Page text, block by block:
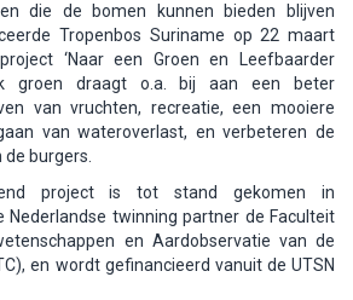
die de bomen kunnen bieden blijven
Tropenbos Suriname op 22 maart
‘Naar een Groen en Leefbaarder
groen draagt o.a. bij aan een beter
van vruchten, recreatie, een mooiere
van wateroverlast, en verbeteren de
burgers.
project is tot stand gekomen in
Nederlandse twinning partner de Faculteit
en Aardobservatie van de
en wordt gefinancieerd vanuit de UTSN